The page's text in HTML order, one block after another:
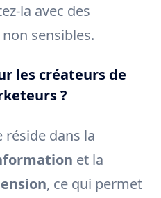
la avec des
sensibles.
les créateurs de
?
réside dans la
et la
, ce qui permet